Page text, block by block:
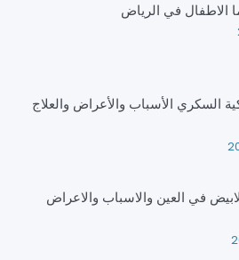
الاطفال في الرياض
السكري الأسباب والأعراض والعلاج
في العين والاسباب والاعراض